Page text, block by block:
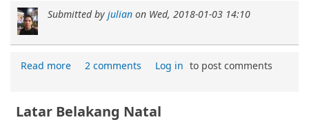
Submitted by julian on Wed, 2018-01-03 14:10
Read more 2 comments Log in to post comments
Latar Belakang Natal